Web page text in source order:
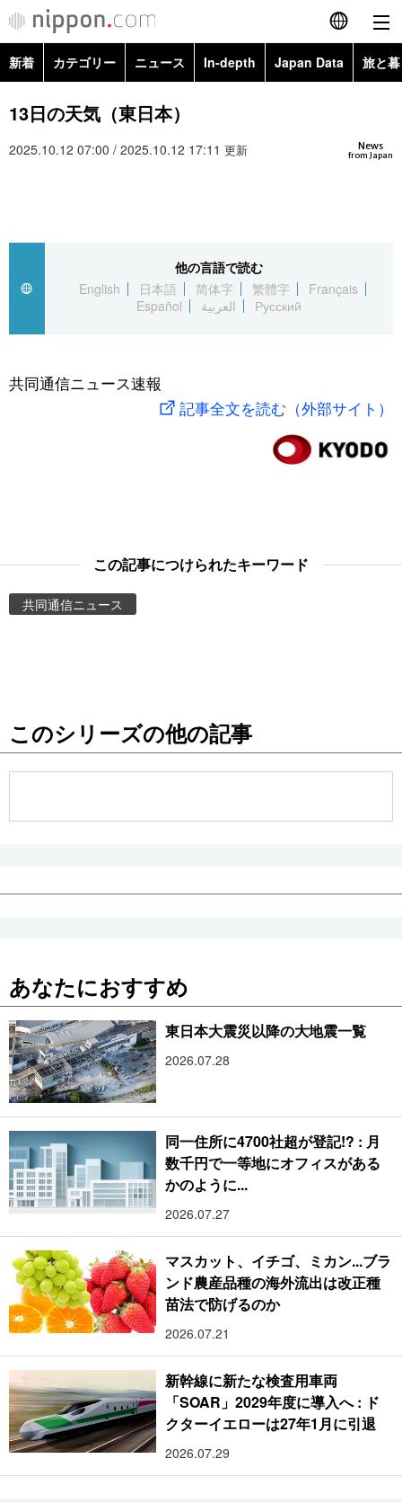
English
العربية
社会
旅と暮らし
東京
新着 カテゴリー ニュース In-depth Japan Data 旅と
政治・外交
経済・ビジネス
社会
文化
科学・技術
暮らし
Images
お知らせ
13日の天気（東日本）
News
from Japan
2025.10.12 07:00 / 2025.10.12 17:11 更新
他の言語で読む
English
日本語 简体字 繁體字
Français
Español
العربية Русский
共同通信ニュース速報
記事全文を読む（外部サイト）
この記事につけられたキーワード
共同通信ニュース
このシリーズの他の記事
あなたにおすすめ
東日本大震災以降の大地震一覧
2026.07.28
同一住所に4700社超が登記!? : 月
数千円で一等地にオフィスがある
かのように...
2026.07.27
マスカット、イチゴ、ミカン...ブラ
ンド農産品種の海外流出は改正種
苗法で防げるのか
2026.07.21
新幹線に新たな検査用車両
「SOAR」2029年度に導入へ : ド
クターイエローは27年1月に引退
2026.07.29